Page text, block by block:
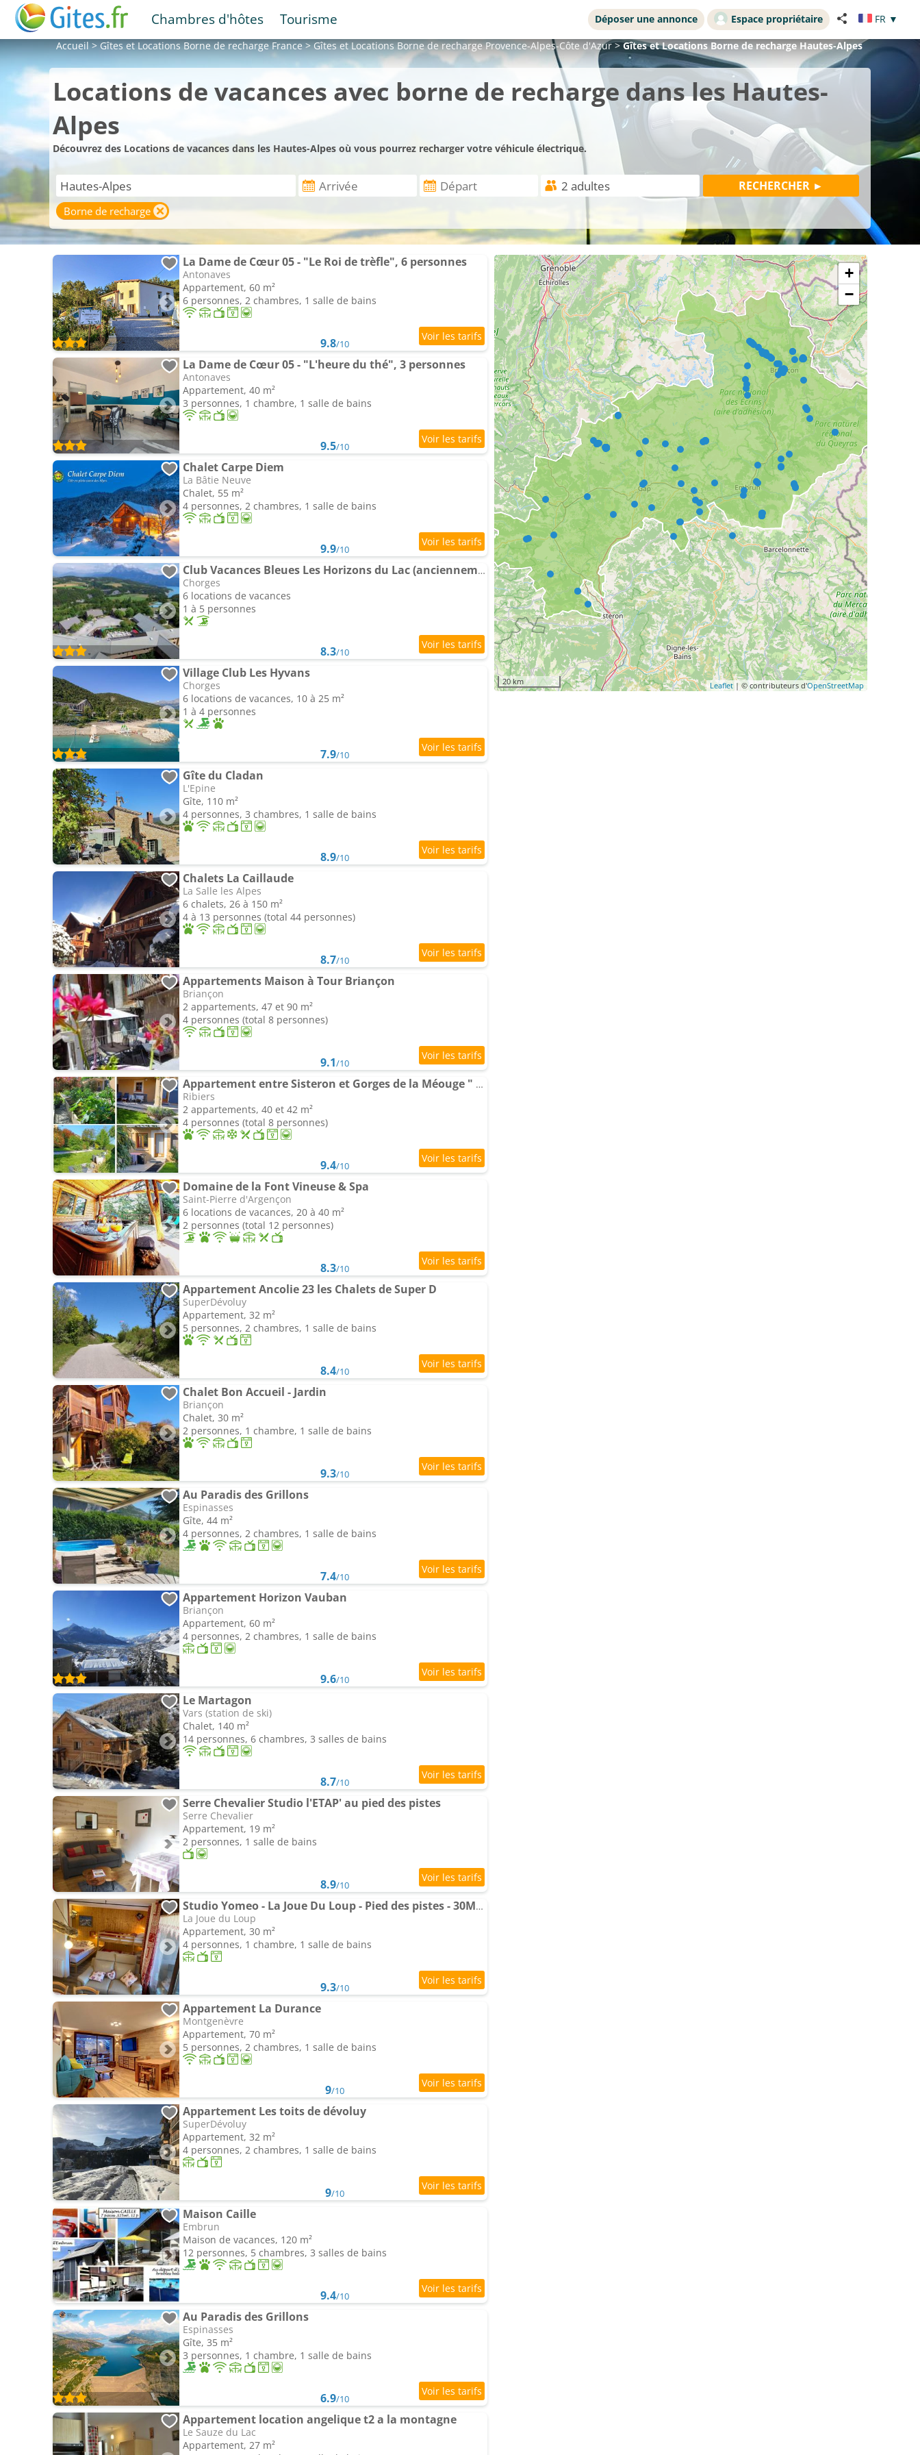
Chambres d'hôtes Tourisme Déposer une annonce Espace propriétaire FR ▼
Accueil>Gîtes et LocationsBorne de recharge France>Gîtes et LocationsBorne de recharge Provence-Alpes-Côte d'Azur>Gîtes et Locations Borne de recharge Hautes-Alpes
Locations de vacances avec borne de recharge dans les Hautes-
Alpes
Découvrez des Locations de vacances dans les Hautes-Alpes où vous pourrez recharger votre véhicule électrique.
Borne de recharge
La Dame de Cœur 05 - "Le Roi de trèfle", 6 personnes
Antonaves
Appartement, 60 m²
6 personnes, 2 chambres, 1 salle de bains
9.8/10
La Dame de Cœur 05 - "L'heure du thé", 3 personnes
Antonaves
Appartement, 40 m²
3 personnes, 1 chambre, 1 salle de bains
9.5/10
Chalet Carpe Diem
La Bâtie Neuve
Chalet, 55 m²
4 personnes, 2 chambres, 1 salle de bains
9.9/10
Club Vacances Bleues Les Horizons du Lac (anciennement Serre-du-Villard)
Chorges
6 locations de vacances
1 à 5 personnes
8.3/10
Village Club Les Hyvans
Chorges
6 locations de vacances, 10 à 25 m²
1 à 4 personnes
7.9/10
Gîte du Cladan
L'Epine
Gîte, 110 m²
4 personnes, 3 chambres, 1 salle de bains
8.9/10
Chalets La Caillaude
La Salle les Alpes
6 chalets, 26 à 150 m²
4 à 13 personnes (total 44 personnes)
8.7/10
Appartements Maison à Tour Briançon
Briançon
2 appartements, 47 et 90 m²
4 personnes (total 8 personnes)
9.1/10
Appartement entre Sisteron et Gorges de la Méouge " Les Hauts de Toscane "
Ribiers
2 appartements, 40 et 42 m²
4 personnes (total 8 personnes)
9.4/10
Domaine de la Font Vineuse & Spa
Saint-Pierre d'Argençon
6 locations de vacances, 20 à 40 m²
2 personnes (total 12 personnes)
8.3/10
Appartement Ancolie 23 les Chalets de Super D
SuperDévoluy
Appartement, 32 m²
5 personnes, 2 chambres, 1 salle de bains
8.4/10
Chalet Bon Accueil - Jardin
Briançon
Chalet, 30 m²
2 personnes, 1 chambre, 1 salle de bains
9.3/10
Au Paradis des Grillons
Espinasses
Gîte, 44 m²
4 personnes, 2 chambres, 1 salle de bains
7.4/10
Appartement Horizon Vauban
Briançon
Appartement, 60 m²
4 personnes, 2 chambres, 1 salle de bains
9.6/10
Le Martagon
Vars (station de ski)
Chalet, 140 m²
14 personnes, 6 chambres, 3 salles de bains
8.7/10
Serre Chevalier Studio l'ETAP' au pied des pistes
Serre Chevalier
Appartement, 19 m²
2 personnes, 1 salle de bains
8.9/10
Studio Yomeo - La Joue Du Loup - Pied des pistes - 30M2 1 à 5 personnes
La Joue du Loup
Appartement, 30 m²
4 personnes, 1 chambre, 1 salle de bains
9.3/10
Appartement La Durance
Montgenèvre
Appartement, 70 m²
5 personnes, 2 chambres, 1 salle de bains
9/10
Appartement Les toits de dévoluy
SuperDévoluy
Appartement, 32 m²
4 personnes, 2 chambres, 1 salle de bains
9/10
Maison Caille
Embrun
Maison de vacances, 120 m²
12 personnes, 5 chambres, 3 salles de bains
9.4/10
Au Paradis des Grillons
Espinasses
Gîte, 35 m²
3 personnes, 1 chambre, 1 salle de bains
6.9/10
Appartement location angelique t2 a la montagne
Le Sauze du Lac
Appartement, 27 m²
+
−
20 km Leaflet | © contributeurs d'OpenStreetMap